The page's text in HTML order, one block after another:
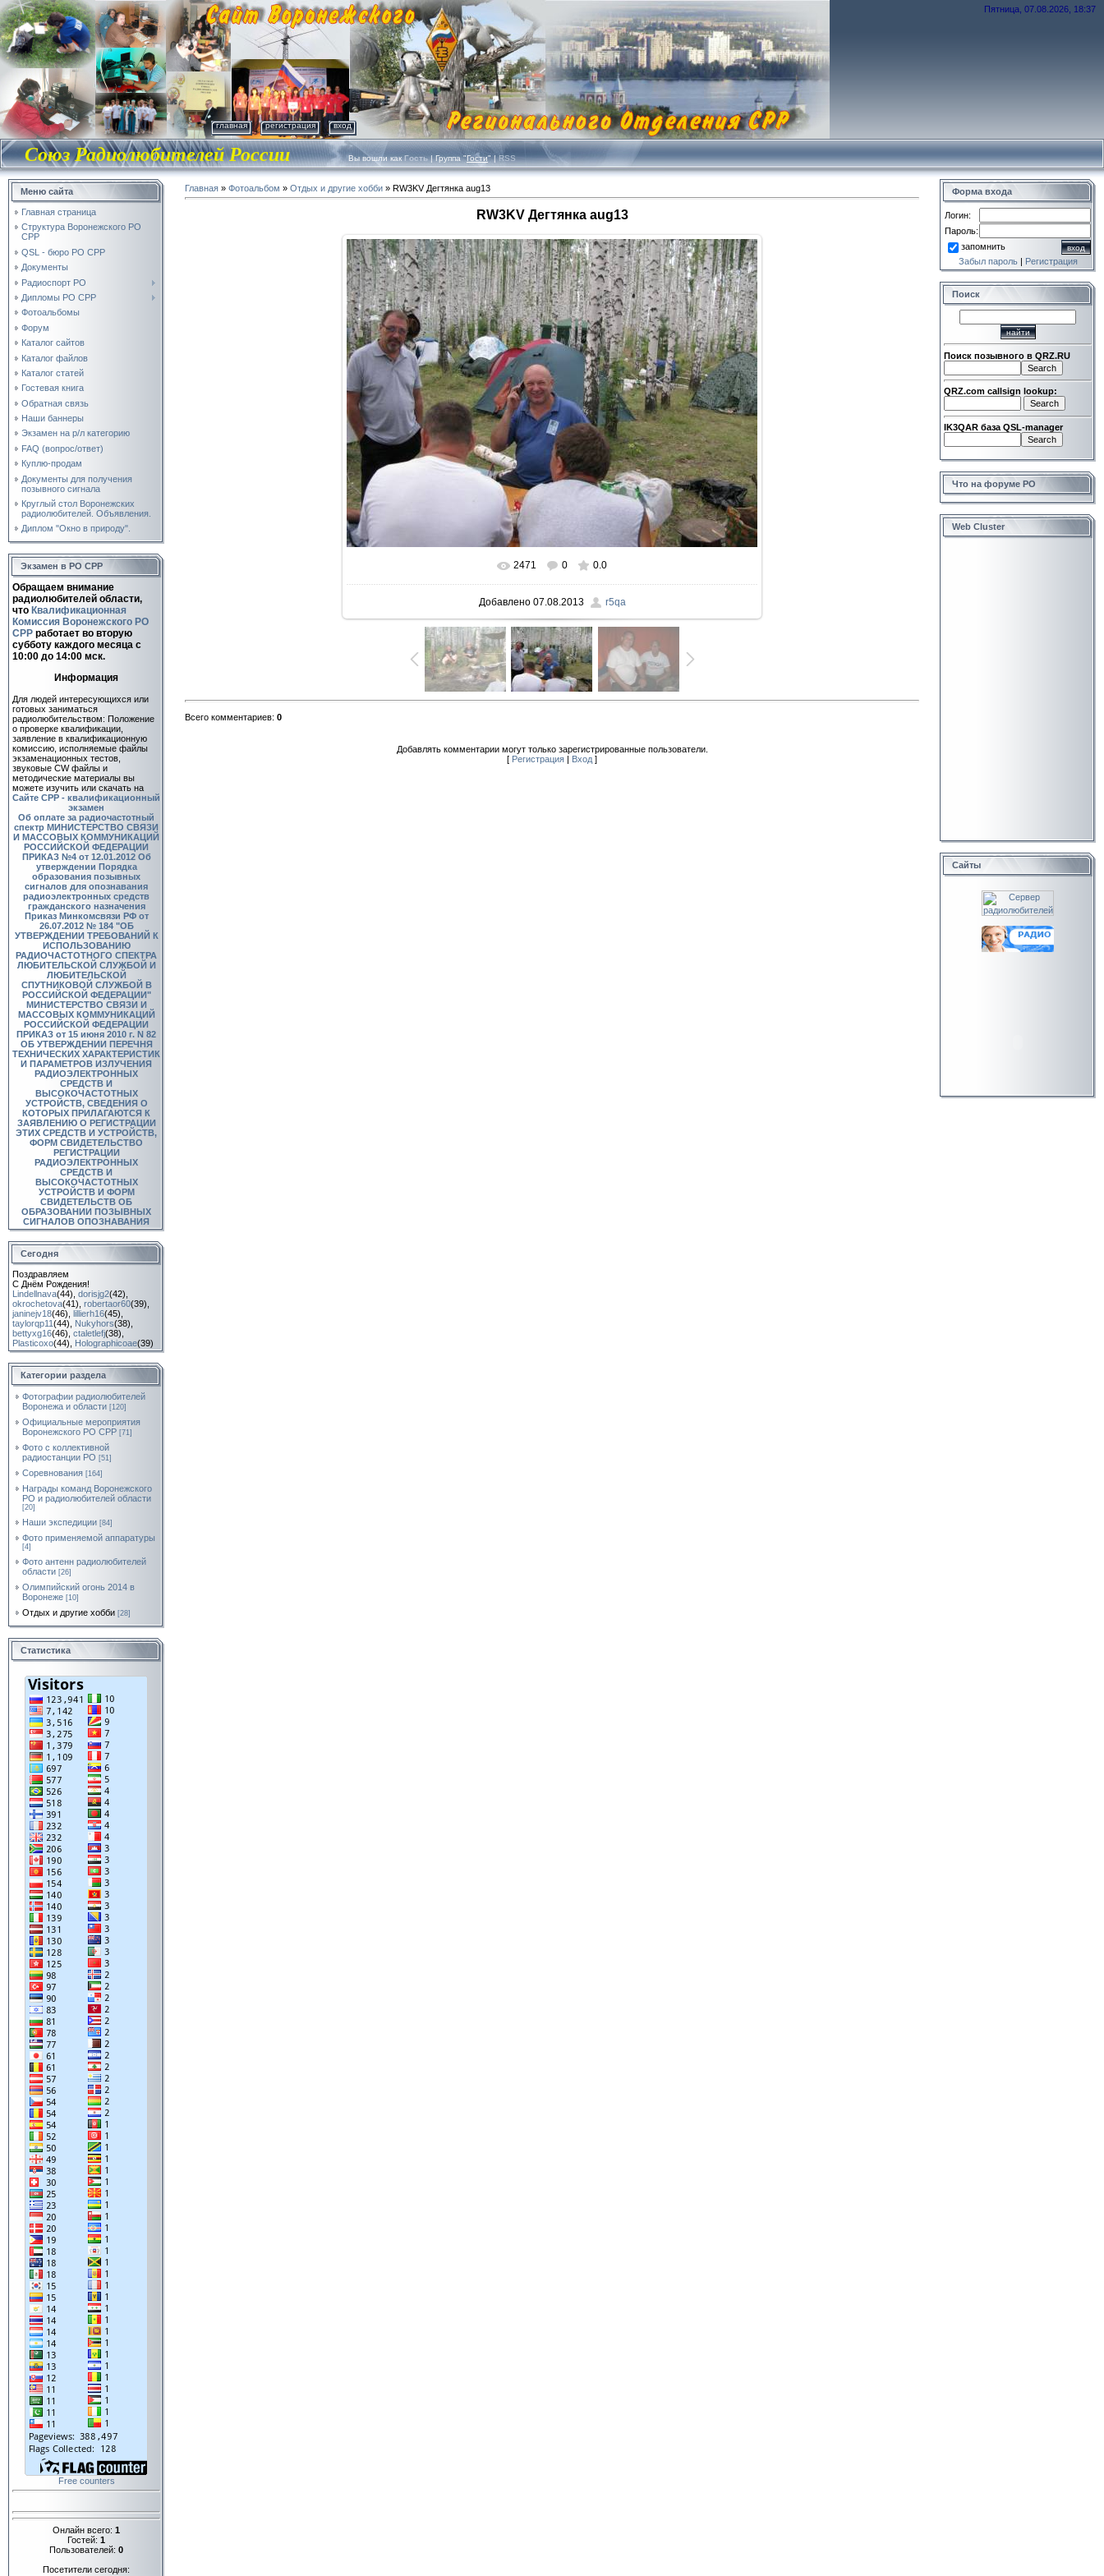
Пятница, 07.08.2026, 18:37
главная регистрация вход
Союз Радиолюбителей России Вы вошли какГость| Группа "Гости" |RSS
Меню сайта
Главная страница
Структура Воронежского РО
СРР
QSL - бюро РО СРР
Документы
Радиоспорт РО
Дипломы РО СРР
Фотоальбомы
Форум
Каталог сайтов
Каталог файлов
Каталог статей
Гостевая книга
Обратная связь
Наши баннеры
Экзамен на р/л категорию
FAQ (вопрос/ответ)
Куплю-продам
Документы для получения
позывного сигнала
Круглый стол Воронежских
радиолюбителей. Объявления.
Диплом "Окно в природу".
Экзамен в РО СРР
Обращаем внимание
радиолюбителей области,
что Квалификационная
Комиссия Воронежского РО
СРР работает во вторую
субботу каждого месяца c
10:00 до 14:00 мск.
Информация
Для людей интересующихся или
готовых заниматься
радиолюбительством: Положение
о проверке квалификации,
заявление в квалификационную
комиссию, исполняемые файлы
экзаменационных тестов,
звуковые CW файлы и
методические материалы вы
можете изучить или скачать на
Сайте СРР - квалификационный
экзамен
Об оплате за радиочастотный
спектр МИНИСТЕРСТВО СВЯЗИ
И МАССОВЫХ КОММУНИКАЦИЙ
РОССИЙСКОЙ ФЕДЕРАЦИИ
ПРИКАЗ №4 от 12.01.2012 Об
утверждении Порядка
образования позывных
сигналов для опознавания
радиоэлектронных средств
гражданского назначения
Приказ Минкомсвязи РФ от
26.07.2012 № 184 "ОБ
УТВЕРЖДЕНИИ ТРЕБОВАНИЙ К
ИСПОЛЬЗОВАНИЮ
РАДИОЧАСТОТНОГО СПЕКТРА
ЛЮБИТЕЛЬСКОЙ СЛУЖБОЙ И
ЛЮБИТЕЛЬСКОЙ
СПУТНИКОВОЙ СЛУЖБОЙ В
РОССИЙСКОЙ ФЕДЕРАЦИИ"
МИНИСТЕРСТВО СВЯЗИ И
МАССОВЫХ КОММУНИКАЦИЙ
РОССИЙСКОЙ ФЕДЕРАЦИИ
ПРИКАЗ от 15 июня 2010 г. N 82
ОБ УТВЕРЖДЕНИИ ПЕРЕЧНЯ
ТЕХНИЧЕСКИХ ХАРАКТЕРИСТИК
И ПАРАМЕТРОВ ИЗЛУЧЕНИЯ
РАДИОЭЛЕКТРОННЫХ
СРЕДСТВ И
ВЫСОКОЧАСТОТНЫХ
УСТРОЙСТВ, СВЕДЕНИЯ О
КОТОРЫХ ПРИЛАГАЮТСЯ К
ЗАЯВЛЕНИЮ О РЕГИСТРАЦИИ
ЭТИХ СРЕДСТВ И УСТРОЙСТВ,
ФОРМ СВИДЕТЕЛЬСТВО
РЕГИСТРАЦИИ
РАДИОЭЛЕКТРОННЫХ
СРЕДСТВ И
ВЫСОКОЧАСТОТНЫХ
УСТРОЙСТВ И ФОРМ
СВИДЕТЕЛЬСТВ ОБ
ОБРАЗОВАНИИ ПОЗЫВНЫХ
СИГНАЛОВ ОПОЗНАВАНИЯ
Сегодня
Поздравляем
С Днём Рождения!
Lindellnava(44) dorisjg2(42)
okrochetova(41) robertaor60(39)
janinejv18(46) lillierh16(45)
taylorqp11(44) Nukyhors(38)
bettyxg16(46) ctaletlefj(38)
Plasticoxo(44) Holographicoae(39)
Категории раздела
Фотографии радиолюбителей
Воронежа и области [120]
Официальные мероприятия
Воронежского РО СРР [71]
Фото с коллективной
радиостанции РО [51]
Соревнования [164]
Награды команд Воронежского
РО и радиолюбителей области
[20]
Наши экспедиции [84]
Фото применяемой аппаратуры
[4]
Фото антенн радиолюбителей
области [26]
Олимпийский огонь 2014 в
Воронеже [10]
Отдых и другие хобби [28]
Статистика
Free counters
Онлайн всего: 1
Гостей: 1
Пользователей: 0
Посетители сегодня:
Главная » Фотоальбом » Отдых и другие хобби » RW3KV Дегтянка aug13
RW3KV Дегтянка aug13
В реальном размере 1024x768
2471 0 0.0
Добавлено07.08.2013 r5qa
Всего комментариев: 0
Добавлять комментарии могут только зарегистрированные пользователи.
[ Регистрация | Вход ]
Форма входа
Логин:
Пароль:
запомнить
Забыл пароль| Регистрация
Поиск
Поиск позывного в QRZ.RU
QRZ.com callsign lookup:
IK3QAR база QSL-manager
Что на форуме РО
Web Cluster
Сайты